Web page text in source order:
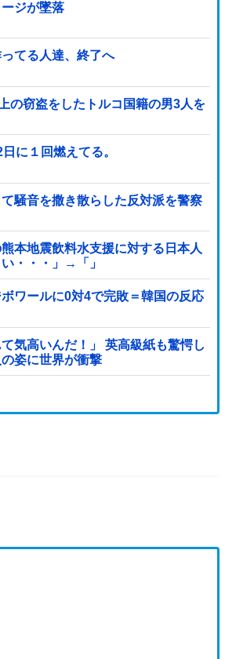
ジが墜落
てる人達、終了へ
の窃盗をしたトルコ国籍の男3人を
に１回燃えてる。
騒音を撒き散らした反対派を警察
本地震飲料水支援に対する日本人
・・・」→「」
ワールに0対4で完敗＝韓国の反応
気高いんだ！」 英高級紙も驚愕し
姿に世界が衝撃